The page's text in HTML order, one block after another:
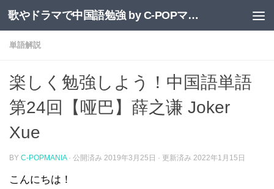
コンテンツへスキップ 歌やドラマで中国語勉強 by C-POPマニア
単語解説
楽しく勉強しよう！中国語単語
第24回【哑巴】薛之谦 Joker
Xue
BY C-POPMANIA · 公開済み 2019年3月25日 · 更新済み 2022年1月15日
こんにちは！